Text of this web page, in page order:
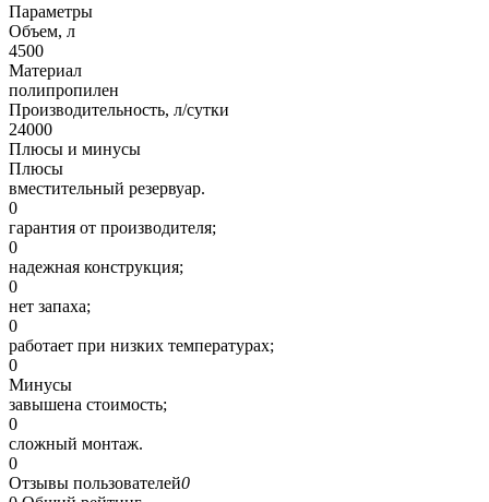
Параметры
Объем, л
4500
Материал
полипропилен
Производительность, л/сутки
24000
Плюсы и минусы
Плюсы
вместительный резервуар.
0
гарантия от производителя;
0
надежная конструкция;
0
нет запаха;
0
работает при низких температурах;
0
Минусы
завышена стоимость;
0
сложный монтаж.
0
Отзывы пользователей0